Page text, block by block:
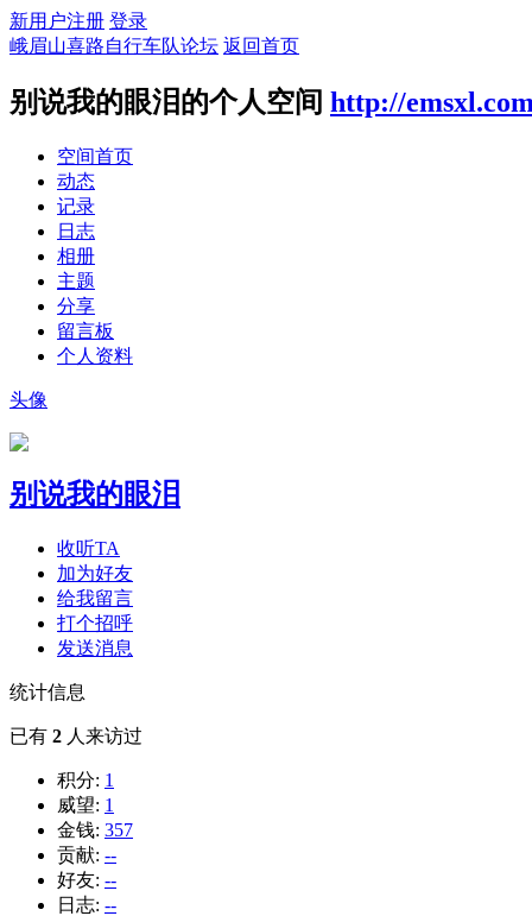
新用户注册 登录
峨眉山喜路自行车队论坛 返回首页
别说我的眼泪的个人空间 http://
空间首页
动态
记录
日志
相册
主题
分享
留言板
个人资料
头像
别说我的眼泪
收听TA
加为好友
给我留言
打个招呼
发送消息
统计信息
已有 2 人来访过
积分: 1
威望: 1
金钱: 357
贡献: --
好友: --
日志: --